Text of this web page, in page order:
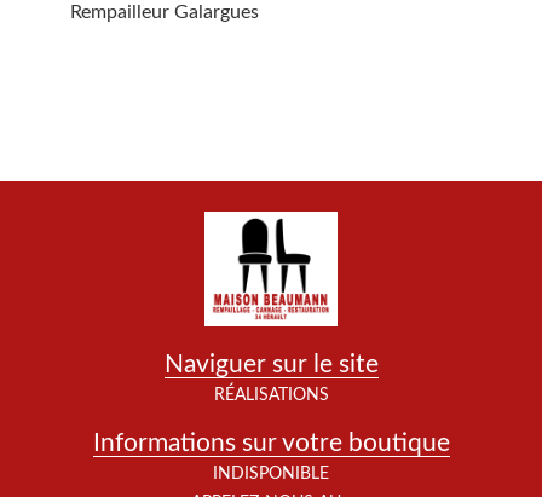
Rempailleur Galargues
Naviguer sur le site
RÉALISATIONS
Informations sur votre boutique
INDISPONIBLE